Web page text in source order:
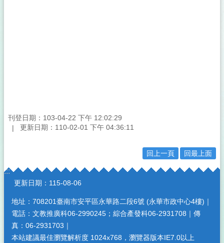
刊登日期：103-04-22 下午 12:02:29
更新日期：110-02-01 下午 04:36:11
回上一頁 回最上面
:::
更新日期： 115-08-06
地址：708201臺南市安平區永華路二段6號 (永華市政中心4樓)｜
電話：文教推廣科06-2990245；綜合產發科06-2931708｜傳
真：06-2931703｜
本站建議最佳瀏覽解析度 1024x768，瀏覽器版本IE7.0以上